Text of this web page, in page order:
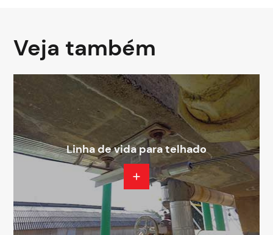
Veja também
Linha de vida para telhado